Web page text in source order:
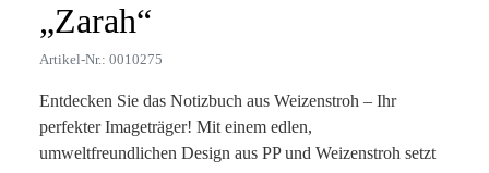
„Zarah“
Artikel-Nr.: 0010275
Entdecken Sie das Notizbuch aus Weizenstroh – Ihr
perfekter Imageträger! Mit einem edlen,
umweltfreundlichen Design aus PP und Weizenstroh setzt